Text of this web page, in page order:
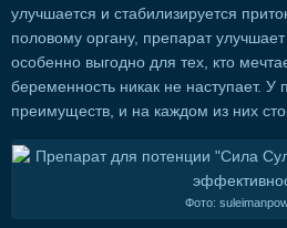
улучшается и стабилизируется
половому органу, препарат
особенно выгодно для тех, кто
беременность никак не наступает. У
преимуществ, и на каждом из них
Фото: